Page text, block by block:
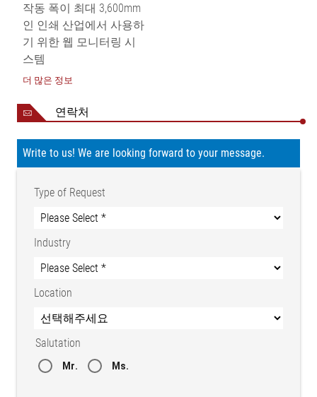
작동 폭이 최대 3,600mm
인 인쇄 산업에서 사용하
기 위한 웹 모니터링 시
스템
더 많은 정보
연락처
Write to us! We are looking forward to your message.
Type of Request
Industry
Location
Salutation
Mr. Ms.